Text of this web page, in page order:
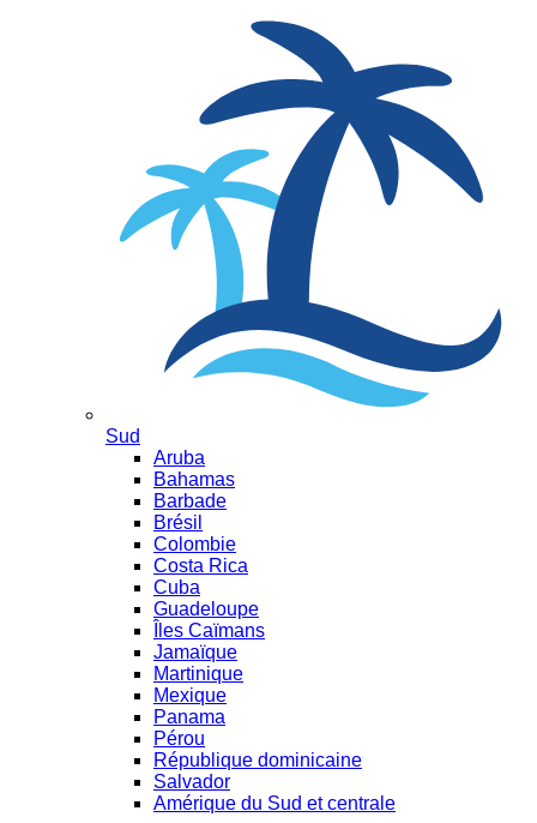
Sud
Aruba
Bahamas
Barbade
Brésil
Colombie
Costa Rica
Cuba
Guadeloupe
Îles Caïmans
Jamaïque
Martinique
Mexique
Panama
Pérou
République dominicaine
Salvador
Amérique du Sud et centrale